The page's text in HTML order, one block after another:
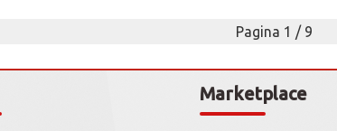
Pagina 1 / 9
Marketplace